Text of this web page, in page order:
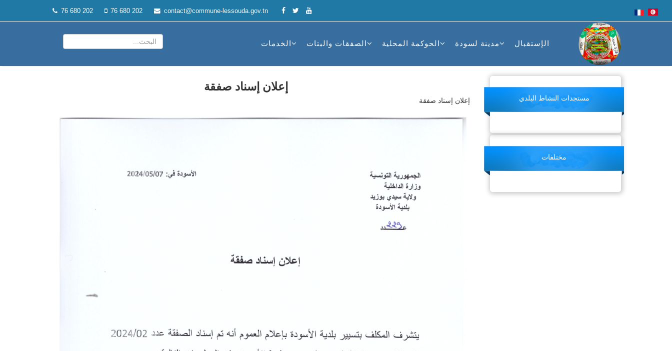
76 680 202 76 680 202 contact@commune-lessouda.gov.tn
الإستقبال مدينة لسودة الحوكمة المحلية الصفقات والبتات الخدمات
مستجدات النشاط البلدي
مختلفات
إعلان إسناد صفقة
إعلان إسناد صفقة